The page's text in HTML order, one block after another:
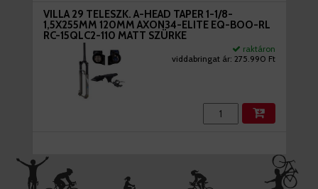
VILLA 29 TELESZK. A-HEAD TAPER 1-1/8-
1,5X255MM 120MM AXON34-ELITE EQ-BOO-RL
RC-15QLC2-110 MATT SZÜRKE
raktáron
viddabringat ár: 275.990 Ft